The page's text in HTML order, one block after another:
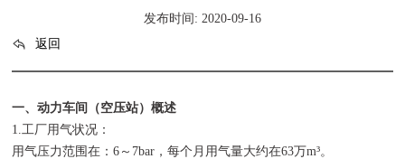
发布时间: 2020-09-16
返回
一、动力车间（空压站）概述
1.工厂用气状况：
用气压力范围在：6～7bar，每个月用气量大约在63万m³。